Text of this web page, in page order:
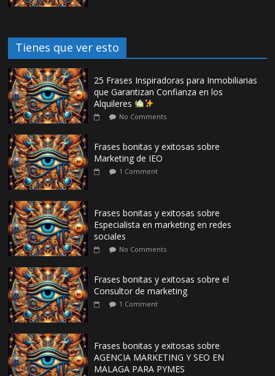
Tienes que ver esto
25 Frases Inspiradoras para Inmobiliarias
que Garantizan Confianza en los
Alquileres
No Comments
Frases bonitas y exitosas sobre
Marketing de IEO
1 Comment
Frases bonitas y exitosas sobre
Especialista en marketing en redes
sociales
No Comments
Frases bonitas y exitosas sobre el
Consultor de marketing
1 Comment
Frases bonitas y exitosas sobre
AGENCIA MARKETING Y SEO EN
MALAGA PARA PYMES